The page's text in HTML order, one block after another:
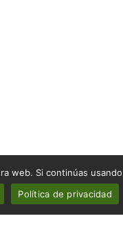
web. Si continúas
Política de privacidad